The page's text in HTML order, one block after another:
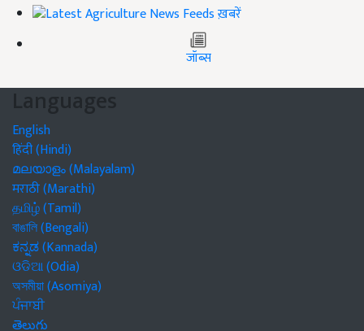
ख़बरें
जॉब्स
Languages
English
हिंदी (Hindi)
മലയാളം (Malayalam)
मराठी (Marathi)
தமிழ் (Tamil)
বাঙালি (Bengali)
ಕನ್ನಡ (Kannada)
ଓଡିଆ (Odia)
অসমীয়া (Asomiya)
ਪੰਜਾਬੀ
తెలుగు